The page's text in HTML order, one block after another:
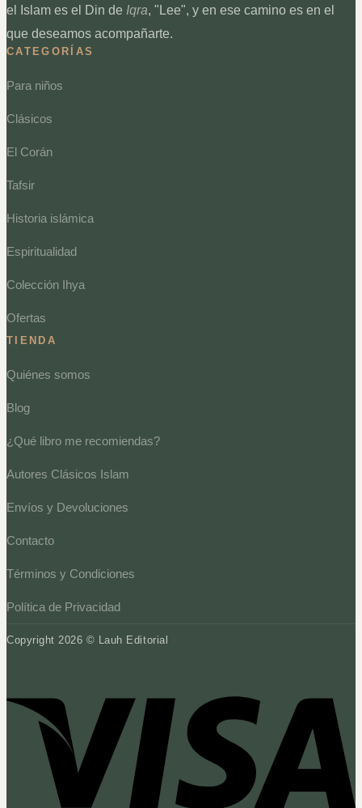
el Islam es el Din de Iqra, "Lee", y en ese camino es en el
que deseamos acompañarte.
CATEGORÍAS
Para niños
Clásicos
El Corán
Tafsir
Historia islámica
Espiritualidad
Colección Ihya
Ofertas
TIENDA
Quiénes somos
Blog
¿Qué libro me recomiendas?
Autores Clásicos Islam
Envíos y Devoluciones
Contacto
Términos y Condiciones
Política de Privacidad
Copyright 2026 © Lauh Editorial